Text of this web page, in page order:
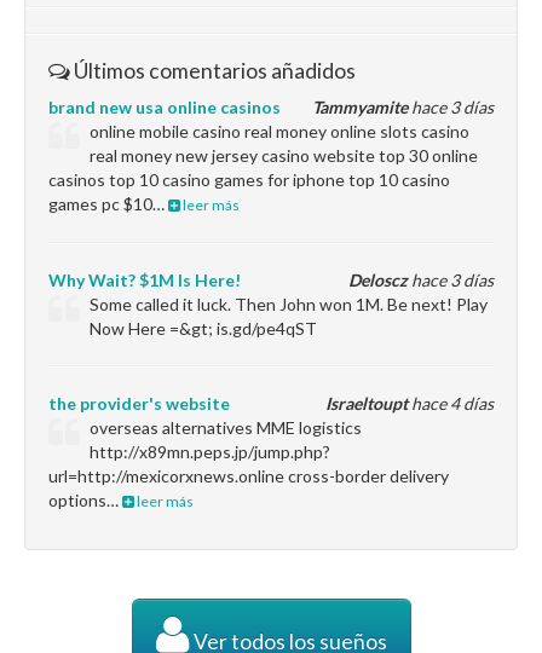
Últimos comentarios añadidos
Tammyamitehace 3 días
brand new usa online casinos
online mobile casino real money online slots casino
real money new jersey casino website top 30 online
casinos top 10 casino games for iphone top 10 casino
games pc $10…
leer más
Delosczhace 3 días
Why Wait? $1M Is Here!
Some called it luck. Then John won 1M. Be next! Play
Now Here =&gt; is.gd/pe4qST
Israeltoupthace 4 días
the provider's website
overseas alternatives MME logistics
http://x89mn.peps.jp/jump.php?
url=http://mexicorxnews.online cross-border delivery
options…
leer más
Ver todos los sueños